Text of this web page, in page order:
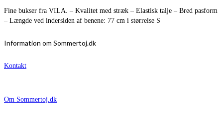
Fine bukser fra VILA. – Kvalitet med stræk – Elastisk talje – Bred pasform
– Længde ved indersiden af benene: 77 cm i størrelse S
Information om Sommertoj.dk
Kontakt
Om Sommertoj.dk